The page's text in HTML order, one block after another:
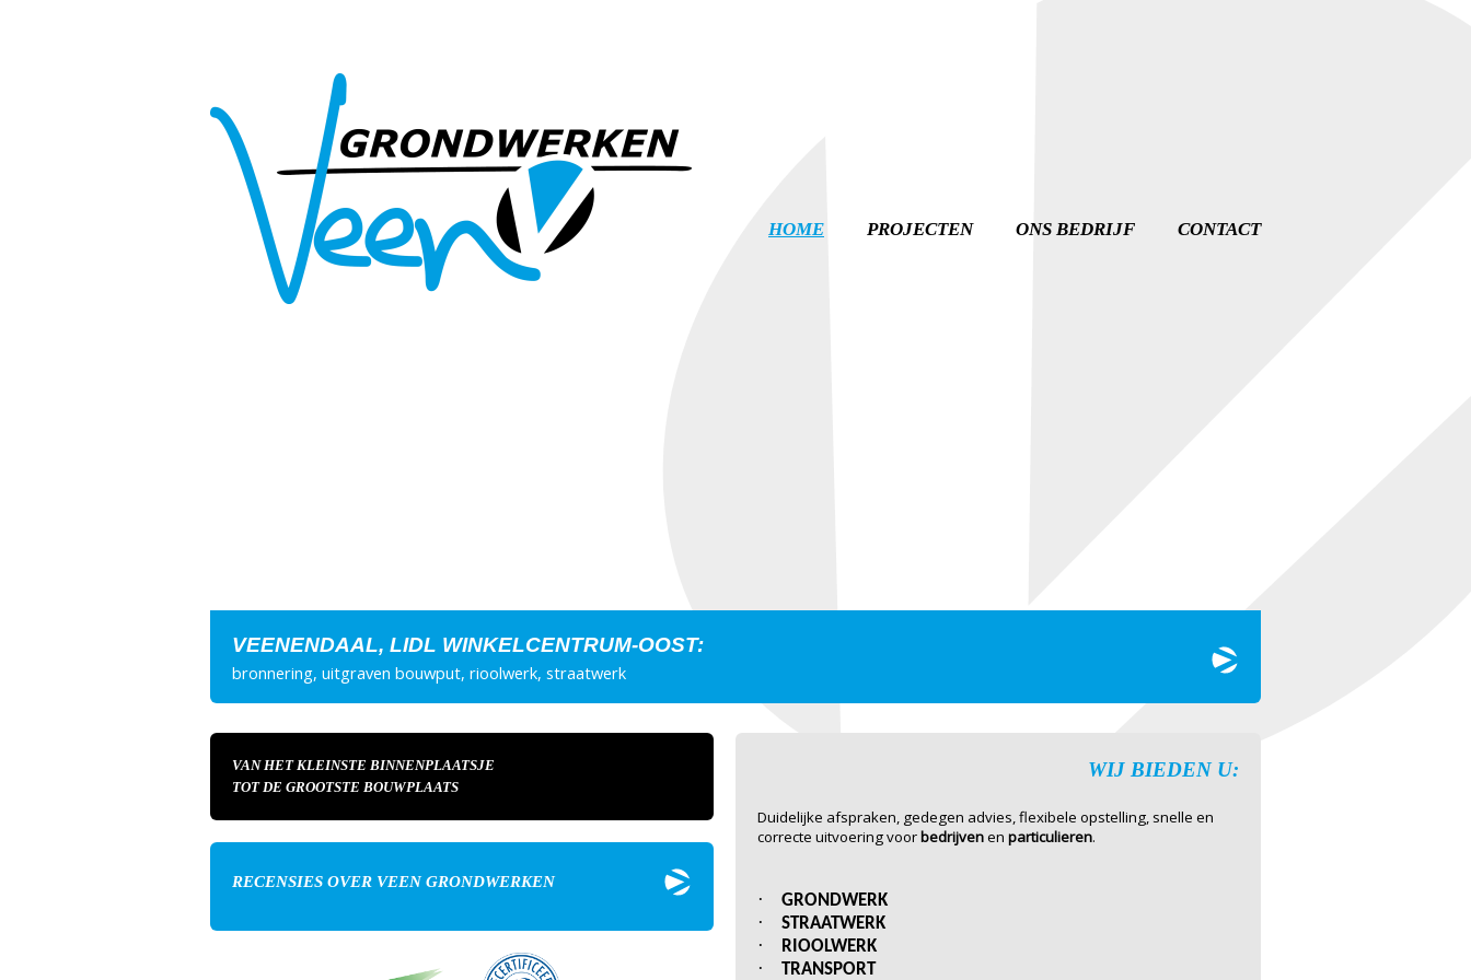
HOME PROJECTEN ONS BEDRIJF CONTACT
VEENENDAAL, LIDL WINKELCENTRUM-OOST:
bronnering, uitgraven bouwput, rioolwerk, straatwerk
VAN HET KLEINSTE BINNENPLAATSJE
TOT DE GROOTSTE BOUWPLAATS
RECENSIES OVER VEEN GRONDWERKEN
WIJ BIEDEN U:
Duidelijke afspraken, gedegen advies, flexibele opstelling, snelle en
correcte uitvoering voorbedrijvenen particulieren.
· GRONDWERK
· STRAATWERK
· RIOOLWERK
· TRANSPORT